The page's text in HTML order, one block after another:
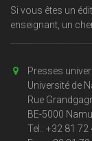
Si vous êtes un
enseignant, un
Presses
Université de
Rue
BE-5000
Tel.: +32 81 72